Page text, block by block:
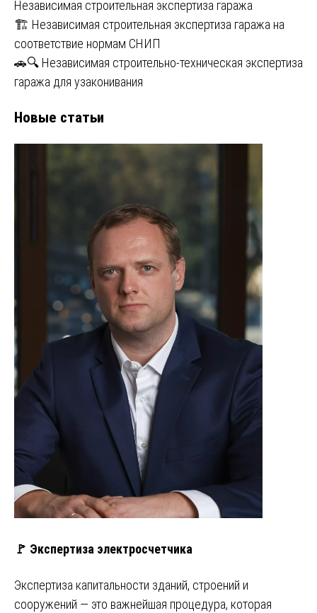
Независимая строительная экспертиза гаража
🏗️ Независимая строительная экспертиза гаража на
соответствие нормам СНИП
🚗🔍 Независимая строительно-техническая экспертиза
гаража для узаконивания
Новые статьи
🚩 Экспертиза электросчетчика
Экспертиза капитальности зданий, строений и
сооружений — это важнейшая процедура, которая